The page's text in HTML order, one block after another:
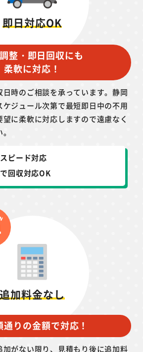
即日対応OK
整・即日回収にも
柔軟に対応！
日時のご相談を承っています。静岡
ケジュール次第で最短即日中の不用
に柔軟に対応しますので遠慮なく
ピード対応
回収対応OK
追加料金なし
通りの金額で対応！
がない限り、見積もり後に追加料